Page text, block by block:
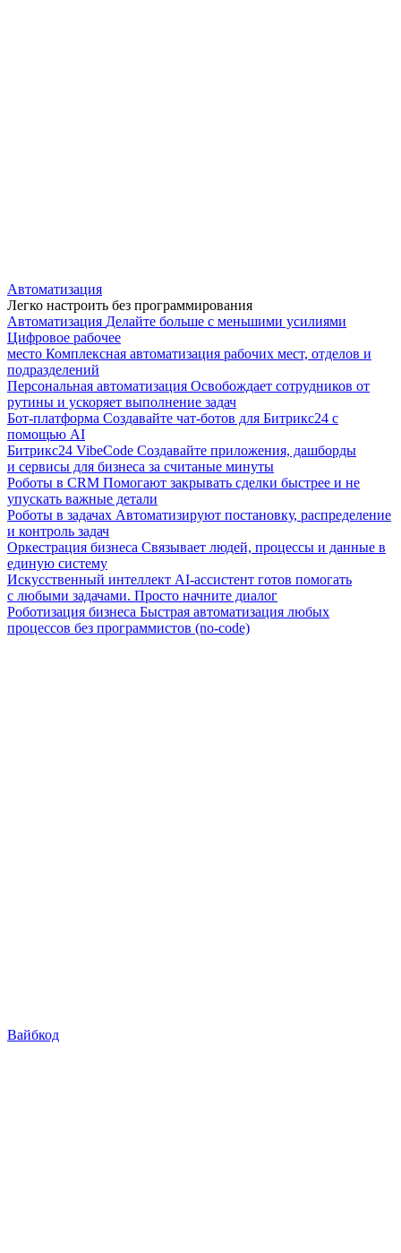
Автоматизация
Легко настроить без программирования
Автоматизация Делайте больше с меньшими усилиями
Цифровое рабочее
место Комплексная автоматизация рабочих мест, отделов и
подразделений
Персональная автоматизация Освобождает сотрудников от
рутины и ускоряет выполнение задач
Бот-платформа Создавайте чат-ботов для Битрикс24 с
помощью AI
Битрикс24 VibeCode Создавайте приложения, дашборды
и сервисы для бизнеса за считаные минуты
Роботы в CRM Помогают закрывать сделки быстрее и не
упускать важные детали
Роботы в задачах Автоматизируют постановку, распределение
и контроль задач
Оркестрация бизнеса Связывает людей, процессы и данные в
единую систему
Искусственный интеллект AI-ассистент готов помогать
с любыми задачами. Просто начните диалог
Роботизация бизнеса Быстрая автоматизация любых
процессов без программистов (no-code)
Вайбкод